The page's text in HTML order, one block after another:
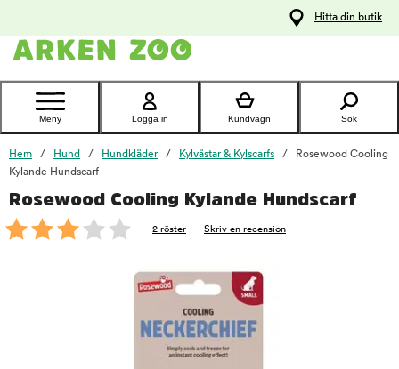
Kontakta
Hitta din butik
Meny Logga in Kundvagn Sök
Hem Hund Hundkläder Kylvästar & Kylscarfs
Rosewood Cooling
Kylande Hundscarf
Rosewood Cooling Kylande Hundscarf
2 röster Skriv en recension
foo